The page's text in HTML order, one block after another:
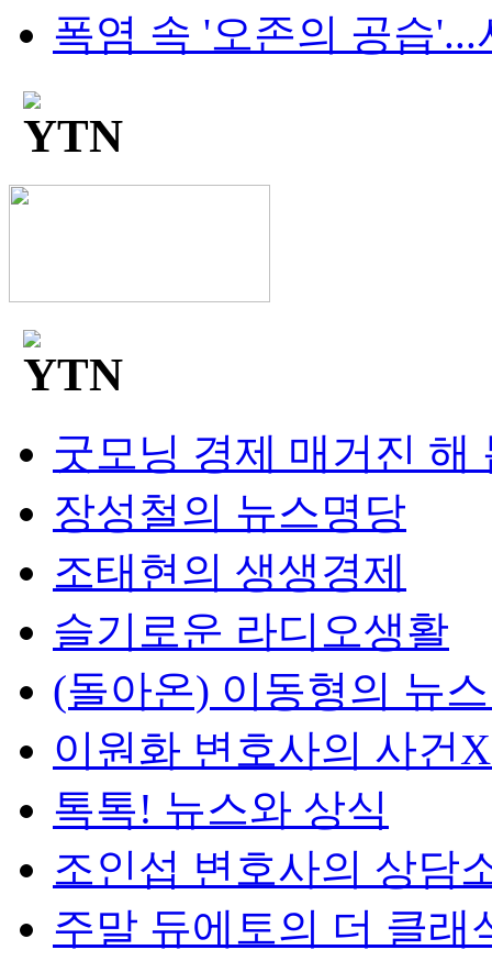
폭염 속 '오존의 공습'...
굿모닝 경제 매거진 해
장성철의 뉴스명당
조태현의 생생경제
슬기로운 라디오생활
(돌아온) 이동형의 뉴
이원화 변호사의 사건
톡톡! 뉴스와 상식
조인섭 변호사의 상담
주말 듀에토의 더 클래